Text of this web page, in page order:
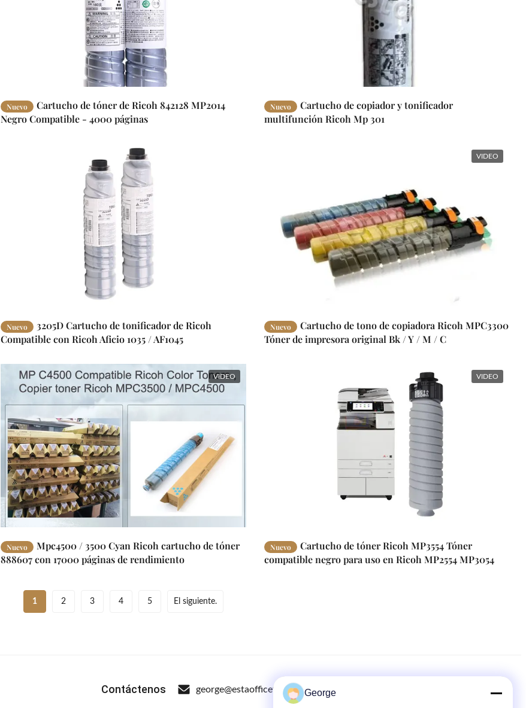
Nuevo
Cartucho de tóner de Ricoh 842128 MP2014
Negro Compatible - 4000 páginas
Nuevo
Cartucho de copiador y tonificador
multifunción Ricoh Mp 301
Nuevo
3205D Cartucho de tonificador de Ricoh
Compatible con Ricoh Aficio 1035 / AF1045
VIDEO
Nuevo
Cartucho de tono de copiadora Ricoh MPC3300
Tóner de impresora original Bk / Y / M / C
VIDEO
Nuevo
Mpc4500 / 3500 Cyan Ricoh cartucho de tóner
888607 con 17000 páginas de rendimiento
VIDEO
Nuevo
Cartucho de tóner Ricoh MP3554 Tóner
compatible negro para uso en Ricoh MP2554 MP3054
1 2 3 4 5 El siguiente.
Contáctenos george@estaofficetech.com 8615986723295
George